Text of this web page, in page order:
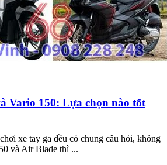
Vario 150: Lựa chọn nào tốt
xe tay ga đều có chung câu hỏi, không
và Air Blade thì ...